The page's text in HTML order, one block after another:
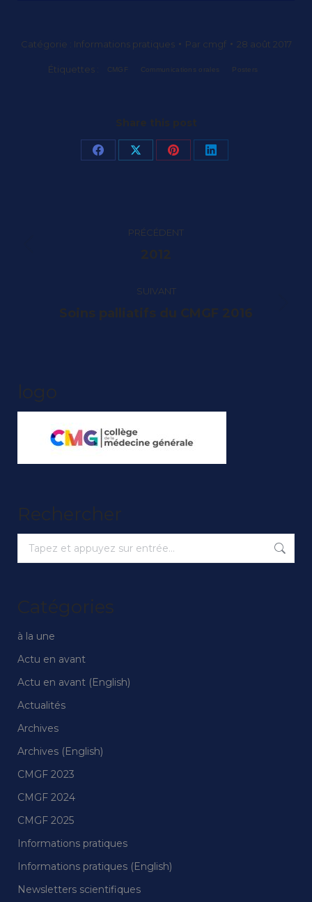
Catégorie : Informations pratiques Par cmgf 28 août 2017
Étiquettes : CMGF Communications orales Posters
Share this post
PartagerPartagerPartagerPartager
PRÉCÉDENT
Article
:
2012
SUIVANT
Article
Soins palliatifs du CMGF 2016
logo
Rechercher
Recherche
:
Catégories
à la une
Actu en avant
Actu en avant (English)
Actualités
Archives
Archives (English)
CMGF 2023
CMGF 2024
CMGF 2025
Informations pratiques
Informations pratiques (English)
Newsletters scientifiques